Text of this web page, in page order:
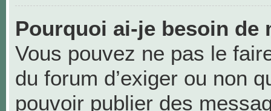
Pourquoi ai-je besoin de
Vous pouvez ne pas le
du forum d’exiger ou non
pouvoir publier des